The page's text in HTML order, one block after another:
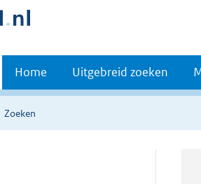
Home Uitgebreid zoeken
Zoeken